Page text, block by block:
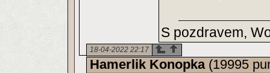
S pozdravem,
18-04-2022 22:17
Hamerlik Konopka(19995